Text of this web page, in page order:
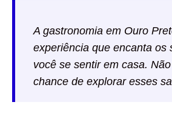
A gastronomia em Ouro
experiência que encanta os
você se sentir em casa.
chance de explorar esses